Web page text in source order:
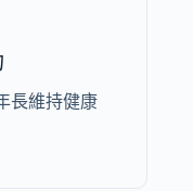
長維持健康